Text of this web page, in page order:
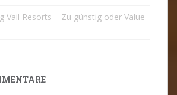
Vail Resorts – Zu günstig oder Value-